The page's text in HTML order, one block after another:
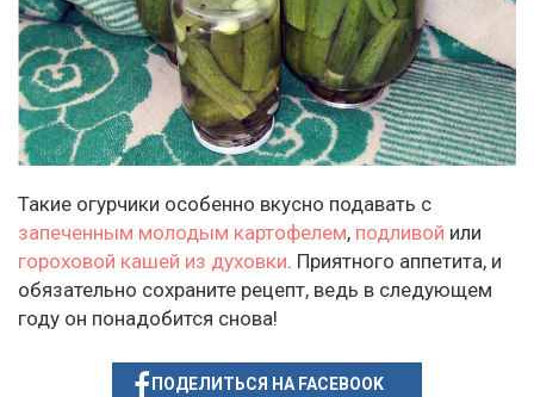
Такие огурчики особенно вкусно подавать с
запеченным молодым картофелем, подливой или
гороховой кашей из духовки. Приятного аппетита, и
обязательно сохраните рецепт, ведь в следующем
году он понадобится снова!
ПОДЕЛИТЬСЯ НА FACEBOOK